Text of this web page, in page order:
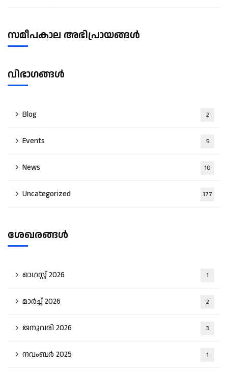
സമീപകാല അഭിപ്രായങ്ങൾ
വിഭാഗങ്ങൾ
Blog 2
Events 5
News 10
Uncategorized 177
ശേഖരങ്ങൾ
ഓഗസ്റ്റ്‌ 2026 1
മാർച്ച്‌ 2026 2
ജനുവരി 2026 3
നവംബർ 2025 1